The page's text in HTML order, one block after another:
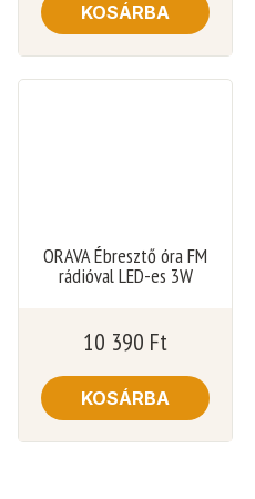
KOSÁRBA
ORAVA Ébresztő óra FM
rádióval LED-es 3W
10 390 Ft
KOSÁRBA